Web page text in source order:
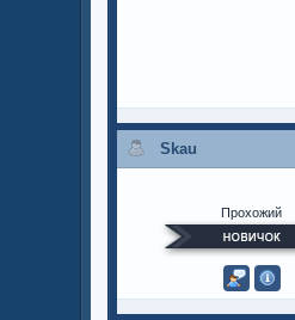
Skau
Прохожий